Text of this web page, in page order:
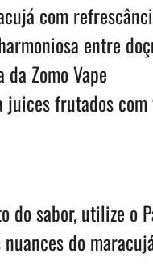
com
entre
Zomo Vape
juices frutados
do sabor, utilize o
do